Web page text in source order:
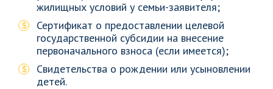
жилищных условий у семьи-заявителя;
Сертификат о предоставлении целевой
государственной субсидии на внесение
первоначального взноса (если имеется);
Свидетельства о рождении или усыновлении
детей.